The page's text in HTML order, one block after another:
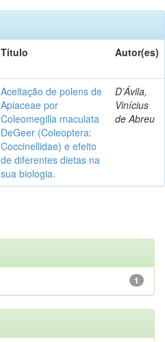
Título Autor(es)
Aceitação de polens de
Apiaceae por
Coleomegilla maculata
DeGeer (Coleoptera:
Coccinellidae) e efeito
de diferentes dietas na
sua biologia.
D’Ávila,
Vinícius
de Abreu
1